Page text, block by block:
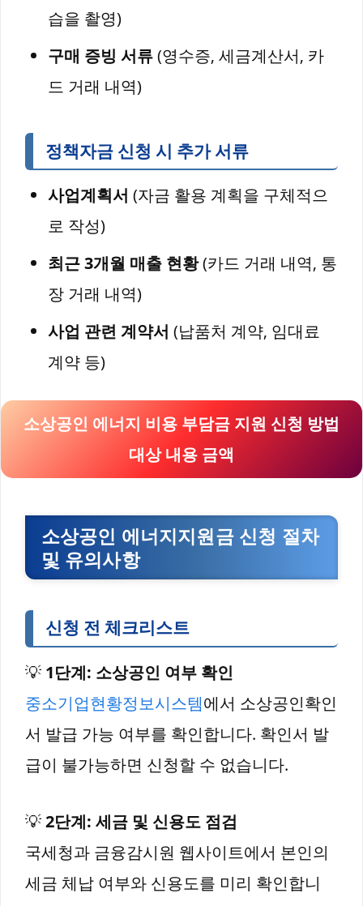
습을 촬영)
구매 증빙 서류(영수증, 세금계산서, 카
드 거래 내역)
정책자금 신청 시 추가 서류
사업계획서 (자금 활용 계획을 구체적으
로 작성)
최근 3개월 매출 현황(카드 거래 내역, 통
장 거래 내역)
사업 관련 계약서 (납품처 계약, 임대료
계약 등)
소상공인 에너지 비용 부담금 지원 신청 방법
대상 내용 금액
소상공인 에너지지원금 신청 절차
및 유의사항
신청 전 체크리스트
💡 1단계: 소상공인 여부 확인
중소기업현황정보시스템에서 소상공인확인
서 발급 가능 여부를 확인합니다. 확인서 발
급이 불가능하면 신청할 수 없습니다.
💡2단계: 세금 및 신용도 점검
국세청과 금융감시원 웹사이트에서 본인의
세금 체납 여부와 신용도를 미리 확인합니